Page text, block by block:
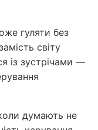
гуляти без
світу
із зустрічами —
думають не